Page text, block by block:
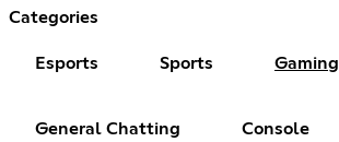
Categories
Esports Sports Gaming
General Chatting Console